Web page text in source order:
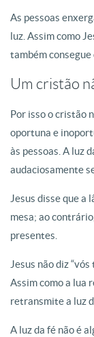
As pessoas
luz. Assim como
também consegue
Um cristão
Por isso o cristão
oportuna e
às pessoas. A luz
audaciosamente
Jesus disse que a
mesa; ao
presentes.
Jesus não diz “vós
Assim como a lua
retransmite a luz
A luz da fé não é